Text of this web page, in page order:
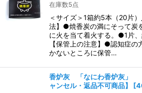
在庫数5点
＜サイズ＞1箱約5本（20片
法】●焼香炭の満にそって炭
に火を当て着火する。●1片、
【保管上の注意】●認知症の
かないところに保管…
香炉灰 「なにわ香炉灰」
ャンセル・返品不可商品】
[